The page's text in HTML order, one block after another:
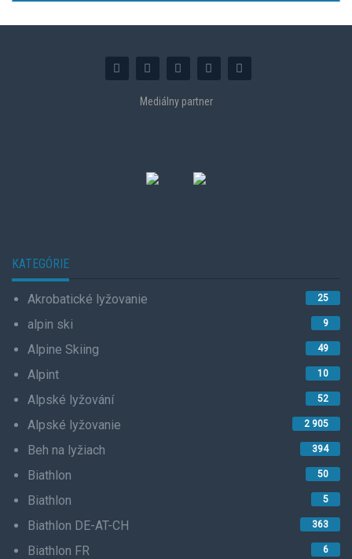
Mediálny partner
KATEGÓRIE
Akrobatické lyžovanie 25
alpin ski 9
Alpine Skiing 49
Alpint 10
Alpské lyžování 52
Alpské lyžovanie 2 905
Beh na lyžiach 394
Biathlon 50
Biathlon 5
Biathlon DE-AT-CH 363
Biathlon FR 6